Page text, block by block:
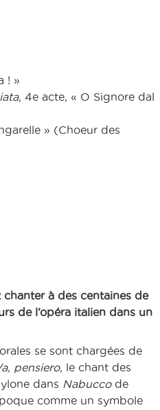
! »
, 4e acte, « O Signore dal
» (Choeur des
chanter à des centaines de
de l’opéra italien dans un
se sont chargées de
pensiero, le chant des
dans Nabuccode
comme un symbole